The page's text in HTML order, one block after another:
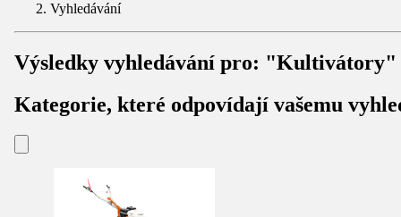
Vyhledávání
Výsledky vyhledávání pro: "Kultivátory"
Kategorie, které odpovídají vašemu